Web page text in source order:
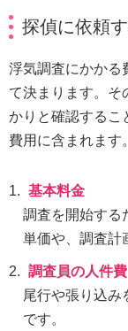
探偵に依頼
浮気調査にかかる
て決まります。そ
かりと確認するこ
費用に含まれます。
基本料金
調査を開始する
単価や、調査計
調査員の人件費
尾行や張り込み
です。